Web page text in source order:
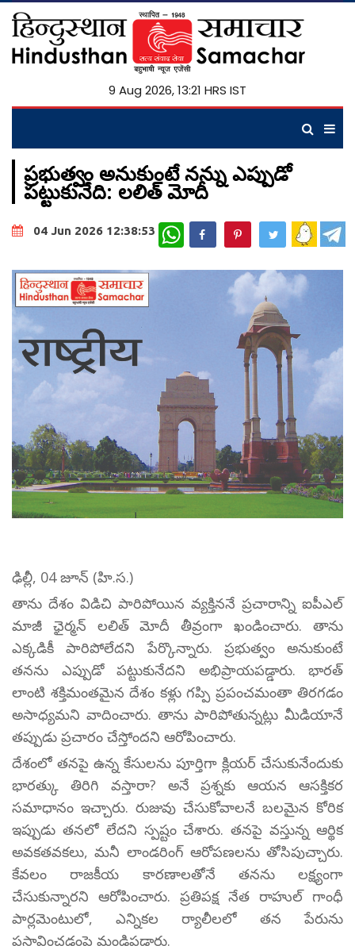
9 Aug 2026, 13:21 HRS IST
ప్రభుత్వం అనుకుంటే నన్ను ఎప్పుడో
పట్టుకునేది: లలిత్ మోదీ
04 Jun 2026 12:38:53 WhatsApp
ఢిల్లీ, 04 జూన్ (హి.స.)
తాను దేశం విడిచి పారిపోయిన వ్యక్తిననే ప్రచారాన్ని ఐపీఎల్
మాజీ ఛైర్మన్ లలిత్ మోదీ తీవ్రంగా ఖండించారు. తాను
ఎక్కడికీ పారిపోలేదని పేర్కొన్నారు. ప్రభుత్వం అనుకుంటే
తనను ఎప్పుడో పట్టుకునేదని అభిప్రాయపడ్డారు. భారత్
లాంటి శక్తిమంతమైన దేశం కళ్లు గప్పి ప్రపంచమంతా తిరగడం
అసాధ్యమని వాదించారు. తాను పారిపోతున్నట్లు మీడియానే
తప్పుడు ప్రచారం చేస్తోందని ఆరోపించారు.
దేశంలో తనపై ఉన్న కేసులను పూర్తిగా క్లియర్ చేసుకునేందుకు
భారత్కు తిరిగి వస్తారా? అనే ప్రశ్నకు ఆయన ఆసక్తికర
సమాధానం ఇచ్చారు. రుజువు చేసుకోవాలనే బలమైన కోరిక
ఇప్పుడు తనలో లేదని స్పష్టం చేశారు. తనపై వస్తున్న ఆర్థిక
అవకతవకలు, మనీ లాండరింగ్ ఆరోపణలను తోసిపుచ్చారు.
కేవలం రాజకీయ కారణాలతోనే తనను లక్ష్యంగా
చేసుకున్నారని ఆరోపించారు. ప్రతిపక్ష నేత రాహుల్ గాంధీ
పార్లమెంటులో, ఎన్నికల ర్యాలీలలో తన పేరును
ప్రస్తావించడంపై మండిపడ్డారు.